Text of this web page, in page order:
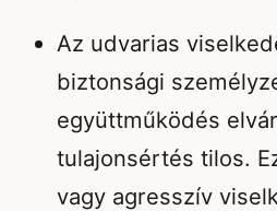
Az udvarias
biztonsági
együttműködés
tulajonsértés tilos.
vagy agresszív